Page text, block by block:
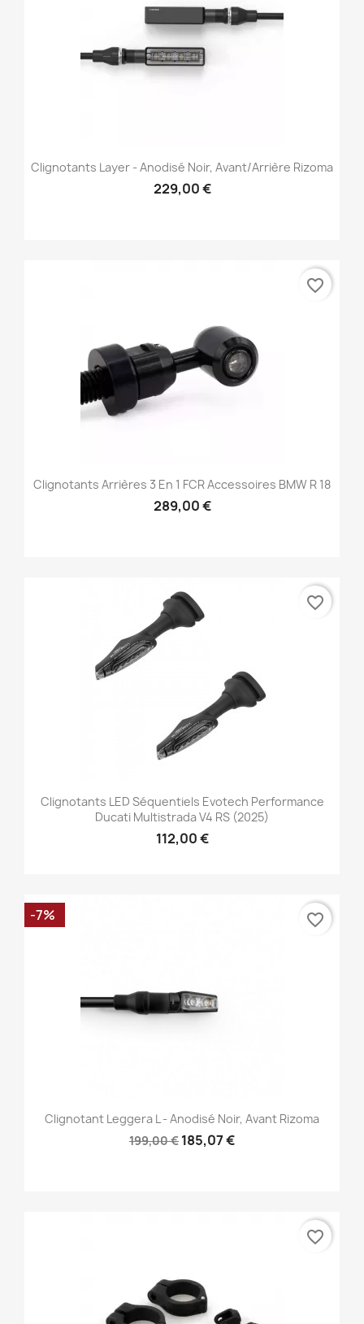
Clignotants Layer - Anodisé Noir, Avant/Arrière Rizoma
229,00 €
Clignotants Arrières 3 En 1 FCR Accessoires BMW R 18
289,00 €
favorite_border
Clignotants LED Séquentiels Evotech Performance
Ducati Multistrada V4 RS (2025)
112,00 €
favorite_border
Clignotant Leggera L - Anodisé Noir, Avant Rizoma
199,00 € 185,07 €
-7% favorite_border
favorite_border